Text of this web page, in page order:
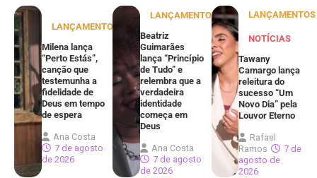
LANÇAMENTOS
Milena lança
“Perto Estás”,
canção que
testemunha a
fidelidade de
Deus em tempo
de espera
Ana Costa
7 de agosto
de 2026
LANÇAMENTOS
Beatriz
Guimarães
lança “Princípio
de Tudo” e
relembra que a
verdadeira
identidade
começa em
Deus
Ana Costa
7 de agosto
de 2026
LANÇAMENTOS
NOTÍCIAS
Tawany
Camargo lança
releitura do
sucesso “Um
Novo Dia” pela
Louvor Eterno
Rafael
Ramos
7 de
agosto de
2026